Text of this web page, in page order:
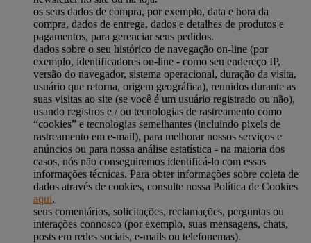
os seus dados de compra, por exemplo, data e hora da
compra, dados de entrega, dados e detalhes de produtos e
pagamentos, para gerenciar seus pedidos.
dados sobre o seu histórico de navegação on-line (por
exemplo, identificadores on-line - como seu endereço IP,
versão do navegador, sistema operacional, duração da visita,
usuário que retorna, origem geográfica), reunidos durante as
suas visitas ao site (se você é um usuário registrado ou não),
usando registros e / ou tecnologias de rastreamento como
“cookies” e tecnologias semelhantes (incluindo pixels de
rastreamento em e-mail), para melhorar nossos serviços e
anúncios ou para nossa análise estatística - na maioria dos
casos, nós não conseguiremos identificá-lo com essas
informações técnicas. Para obter informações sobre coleta de
dados através de cookies, consulte nossa Política de Cookies
aqui.
seus comentários, solicitações, reclamações, perguntas ou
interações connosco (por exemplo, suas mensagens, chats,
posts em redes sociais, e-mails ou telefonemas).